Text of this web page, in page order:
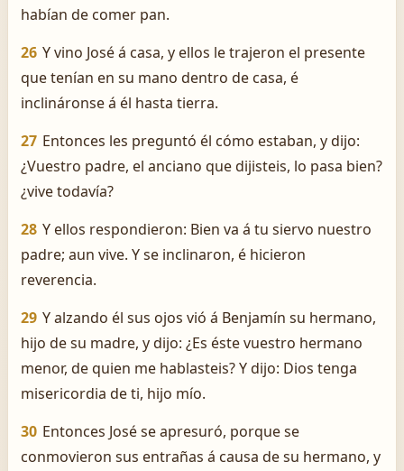
habían de comer pan.
26 Y vino José á casa, y ellos le trajeron el presente
que tenían en su mano dentro de casa, é
inclináronse á él hasta tierra.
27 Entonces les preguntó él cómo estaban, y dijo:
¿Vuestro padre, el anciano que dijisteis, lo pasa bien?
¿vive todavía?
28 Y ellos respondieron: Bien va á tu siervo nuestro
padre; aun vive. Y se inclinaron, é hicieron
reverencia.
29 Y alzando él sus ojos vió á Benjamín su hermano,
hijo de su madre, y dijo: ¿Es éste vuestro hermano
menor, de quien me hablasteis? Y dijo: Dios tenga
misericordia de ti, hijo mío.
30 Entonces José se apresuró, porque se
conmovieron sus entrañas á causa de su hermano, y